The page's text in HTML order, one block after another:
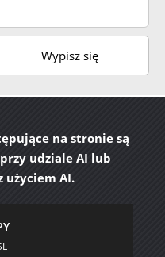
Wypisz się
na stronie są
udziale AI lub
użyciem AI.